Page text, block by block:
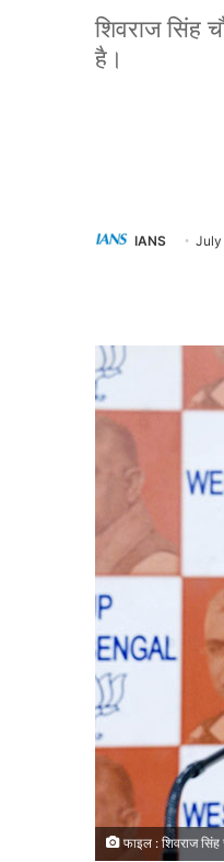
शिवराज सिंह
है।
IANS July
फाइल : शिवराज